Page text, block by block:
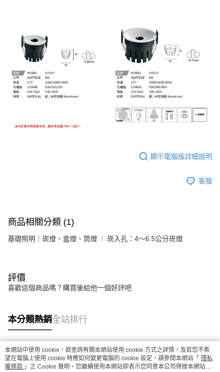
顯示電腦版詳細說明
客服
商品相關分類 (1)
基礎照明｜崁燈、盒燈、筒燈 崁入孔：4～6.5公分崁燈
評價
喜歡這個商品嗎？購買後給他一個好評吧
本分類熱銷全站排行
熱門標籤
本網站中使用 cookie，欲查詢有關本網站使用 cookie 方式之詳情，及若您不希
望在電腦上使用 cookie 時應如何變更電腦的 cookie 設定，請參閱本網站「 隱私
權條款 」之 Cookie 聲明。您繼續使用本網站即表示您同意本公司得按本網站使